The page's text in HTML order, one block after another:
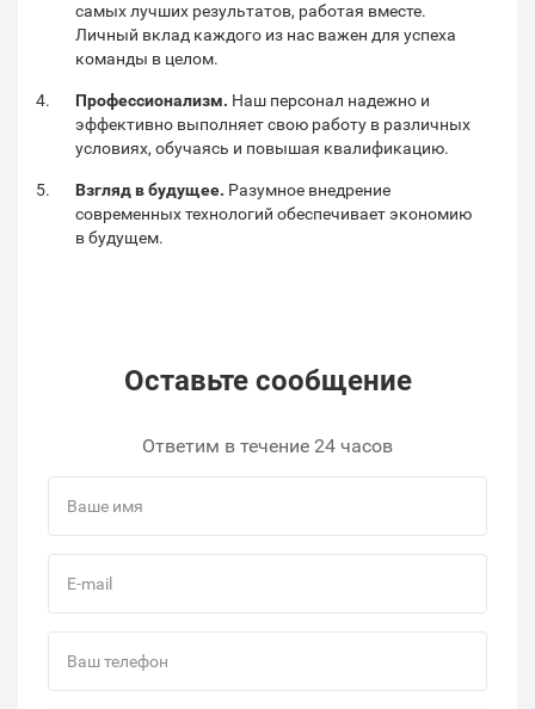
самых лучших результатов, работая вместе.
Личный вклад каждого из нас важен для успеха
команды в целом.
Профессионализм. Наш персонал надежно и
эффективно выполняет свою работу в различных
условиях, обучаясь и повышая квалификацию.
Взгляд в будущее. Разумное внедрение
современных технологий обеспечивает экономию
в будущем.
Оставьте сообщение
Ответим в течение 24 часов